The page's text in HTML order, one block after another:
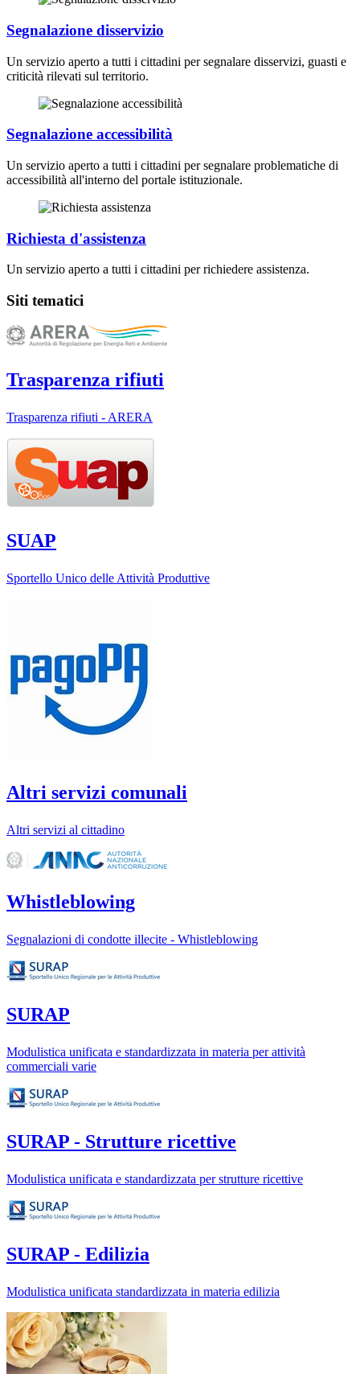
Segnalazione disservizio
Un servizio aperto a tutti i cittadini per segnalare disservizi, guasti e
criticità rilevati sul territorio.
Segnalazione accessibilità
Un servizio aperto a tutti i cittadini per segnalare problematiche di
accessibilità all'interno del portale istituzionale.
Richiesta d'assistenza
Un servizio aperto a tutti i cittadini per richiedere assistenza.
Siti tematici
Trasparenza rifiuti
Trasparenza rifiuti - ARERA
SUAP
Sportello Unico delle Attività Produttive
Altri servizi comunali
Altri servizi al cittadino
Whistleblowing
Segnalazioni di condotte illecite - Whistleblowing
SURAP
Modulistica unificata e standardizzata in materia per attività
commerciali varie
SURAP - Strutture ricettive
Modulistica unificata e standardizzata per strutture ricettive
SURAP - Edilizia
Modulistica unificata standardizzata in materia edilizia